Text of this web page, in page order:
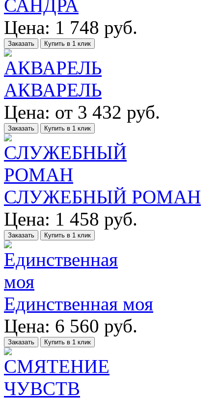
САНДРА
Цена: 1 748 руб.
Заказать Купить в 1 клик
АКВАРЕЛЬ
Цена: от 3 432 руб.
Заказать Купить в 1 клик
СЛУЖЕБНЫЙ РОМАН
Цена: 1 458 руб.
Заказать Купить в 1 клик
Единственная моя
Цена: 6 560 руб.
Заказать Купить в 1 клик